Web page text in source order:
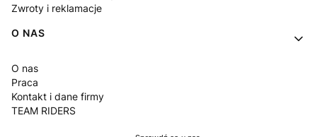
Zwroty i reklamacje
O NAS
O nas
Praca
Kontakt i dane firmy
TEAM RIDERS